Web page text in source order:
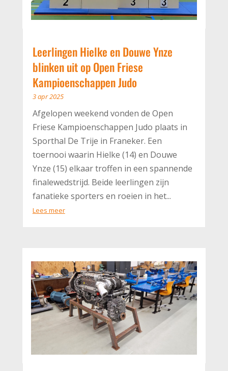
Leerlingen Hielke en Douwe Ynze
blinken uit op Open Friese
Kampioenschappen Judo
3 apr 2025
Afgelopen weekend vonden de Open
Friese Kampioenschappen Judo plaats in
Sporthal De Trije in Franeker. Een
toernooi waarin Hielke (14) en Douwe
Ynze (15) elkaar troffen in een spannende
finalewedstrijd. Beide leerlingen zijn
fanatieke sporters en roeien in het...
Lees meer